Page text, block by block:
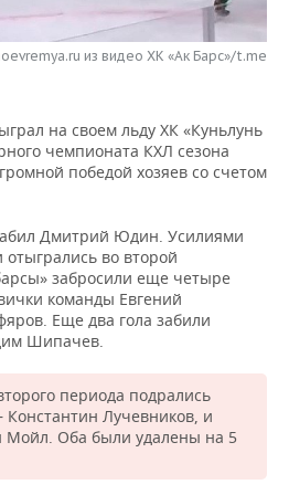
из видео ХК «Ак Барс»/t.me
на своем льду ХК «Куньлунь
чемпионата КХЛ сезона
победой хозяев со счетом
Дмитрий Юдин. Усилиями
отыгрались во второй
забросили еще четыре
команды Евгений
Еще два гола забили
Шипачев.
периода подрались
Константин Лучевников, и
Мойл. Оба были удалены на 5